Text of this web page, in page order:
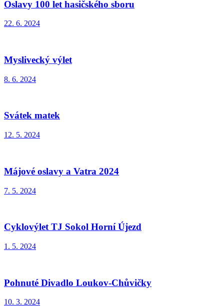
Oslavy 100 let hasičského sboru
22. 6. 2024
Myslivecký výlet
8. 6. 2024
Svátek matek
12. 5. 2024
Májové oslavy a Vatra 2024
7. 5. 2024
Cyklovýlet TJ Sokol Horní Újezd
1. 5. 2024
Pohnuté Divadlo Loukov-Chůvičky
10. 3. 2024